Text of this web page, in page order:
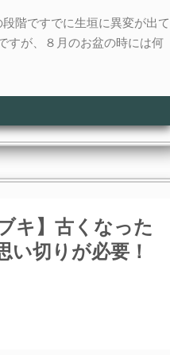
階ですでに生垣に異変が出て
すが、８月のお盆の時には何
キ】古くなった
い切りが必要！